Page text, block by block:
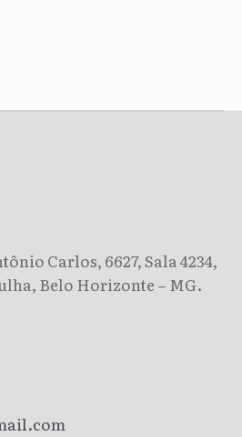
Carlos, 6627, Sala 4234,
Belo Horizonte – MG.